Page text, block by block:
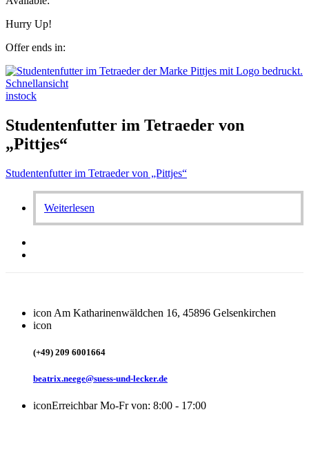
Hurry Up!
Offer ends in:
Schnellansicht
instock
Studentenfutter im Tetraeder von
„Pittjes“
Studentenfutter im Tetraeder von „Pittjes“
Weiterlesen
icon Am Katharinenwäldchen 16, 45896 Gelsenkirchen
icon
(+49) 209 6001664
beatrix.neege@suess-und-lecker.de
iconErreichbar Mo-Fr von: 8:00 - 17:00